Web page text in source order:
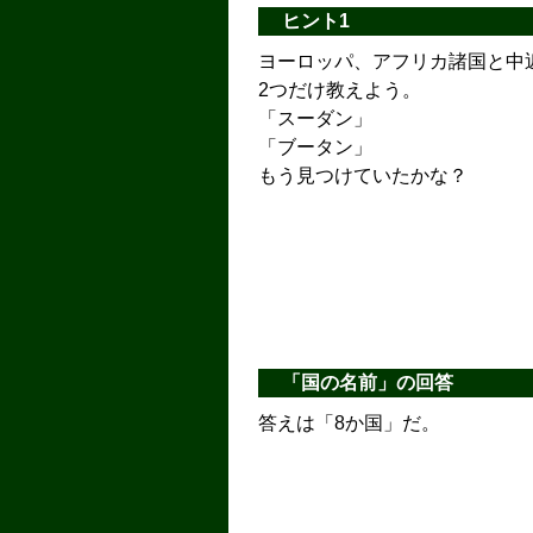
ヒント1
ヨーロッパ、アフリカ諸国と中
2つだけ教えよう。
「スーダン」
「ブータン」
もう見つけていたかな？
「国の名前」の回答
答えは「8か国」だ。